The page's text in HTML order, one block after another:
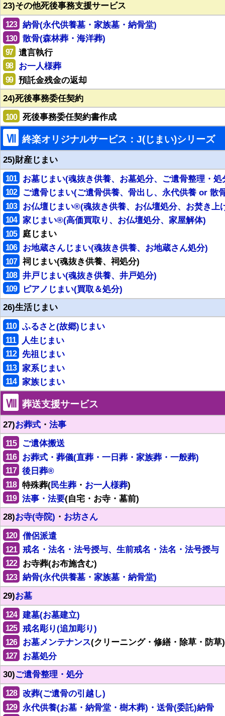
23)その他死後事務支援サービス
123 納骨(永代供養墓・家族墓・納骨堂)
130 散骨(森林葬・海洋葬)
97 遺言執行
98 お一人様葬
99
預託金残金の返却
24)死後事務委任契約
100 死後事務委任契約書作成
Ⅶ 終楽オリジナルサービス：J(じまい)シリーズ
25)財産じまい
101 お墓じまい(魂抜き供養、お墓処分、ご遺骨整理・処
102 ご遺骨じまい(ご遺骨供養、骨出し、永代供養 or 散
103 お仏壇じまい®(魂抜き供養、お仏壇処分、お焚き上
104 家じまい®(高価買取り、お仏壇処分、家屋解体)
105 庭じまい
106 お地蔵さんじまい(魂抜き供養、お地蔵さん処分)
107 祠じまい(魂抜き供養、祠処分)
108 井戸じまい(魂抜き供養、井戸処分)
109
ピアノじまい(買取＆処分)
26)生活じまい
110 ふるさと(故郷)じまい
111 人生じまい
112 先祖じまい
113 家系じまい
114 家族じまい
Ⅷ 葬送支援サービス
27)お葬式・ 法事
115 ご遺体搬送
116 お葬式・葬儀(直葬・一日葬・家族葬・一般葬)
117 後日葬®
118 特殊葬(民生葬・ お一人様葬)
119 法事・法要(自宅・お寺・墓前)
28)お寺(寺院) ・ お坊さん
120 僧侶派遣
121 戒名・法名・法号授与、生前戒名・法名・法号授与
122 お寺葬(お布施含む)
123
納骨(永代供養墓・家族墓・納骨堂)
29)お墓
124 建墓(お墓建立)
125 戒名彫り(追加彫り)
126 お墓メンテナンス(クリーニング・修繕・除草・防草)
127
お墓処分
30)ご遺骨整理・処分
128 改葬(ご遺骨の引越し)
129 永代供養(お墓・納骨堂・樹木葬)・送骨(委託)納骨